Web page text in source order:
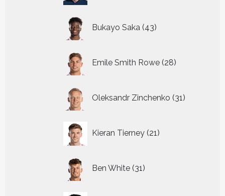
Bukayo Saka 43
producten
Emile Smith Rowe 28
producten
Oleksandr Zinchenko 31
producten
Kieran Tierney 21
producten
Ben White 31
producten